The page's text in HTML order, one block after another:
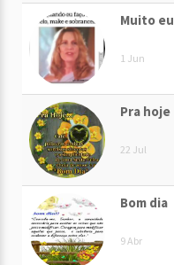
Muito eu
1 Jun
Pra hoje
22 Jul
Bom dia
9 Abr